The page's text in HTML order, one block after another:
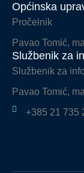
Općinska
Pročelnik
Pavao Tomić,
Službenik za
Službenik za
Pavao Tomić,
+385 21 735